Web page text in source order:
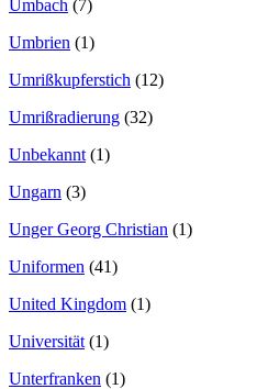
Umbach (7)
Umbrien (1)
Umrißkupferstich (12)
Umrißradierung (32)
Unbekannt (1)
Ungarn (3)
Unger Georg Christian (1)
Uniformen (41)
United Kingdom (1)
Universität (1)
Unterfranken (1)